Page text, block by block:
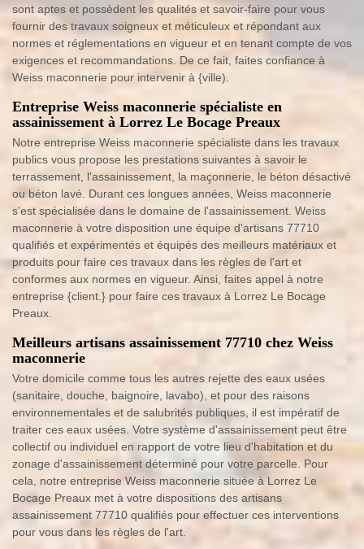
sont aptes et possèdent les qualités et savoir-faire pour vous
fournir des travaux soigneux et méticuleux et répondant aux
normes et réglementations en vigueur et en tenant compte de vos
exigences et recommandations. De ce fait, faites confiance à
Weiss maconnerie pour intervenir à {ville).
Entreprise Weiss maconnerie spécialiste en
assainissement à Lorrez Le Bocage Preaux
Notre entreprise Weiss maconnerie spécialiste dans les travaux
publics vous propose les prestations suivantes à savoir le
terrassement, l'assainissement, la maçonnerie, le béton désactivé
ou béton lavé. Durant ces longues années, Weiss maconnerie
s'est spécialisée dans le domaine de l'assainissement. Weiss
maconnerie à votre disposition une équipe d'artisans 77710
qualifiés et expérimentés et équipés des meilleurs matériaux et
produits pour faire ces travaux dans les règles de l'art et
conformes aux normes en vigueur. Ainsi, faites appel à notre
entreprise {client.} pour faire ces travaux à Lorrez Le Bocage
Preaux.
Meilleurs artisans assainissement 77710 chez Weiss
maconnerie
Votre domicile comme tous les autres rejette des eaux usées
(sanitaire, douche, baignoire, lavabo), et pour des raisons
environnementales et de salubrités publiques, il est impératif de
traiter ces eaux usées. Votre système d'assainissement peut être
collectif ou individuel en rapport de votre lieu d'habitation et du
zonage d'assainissement déterminé pour votre parcelle. Pour
cela, notre entreprise Weiss maconnerie située à Lorrez Le
Bocage Preaux met à votre dispositions des artisans
assainissement 77710 qualifiés pour effectuer ces interventions
pour vous dans les règles de l'art.